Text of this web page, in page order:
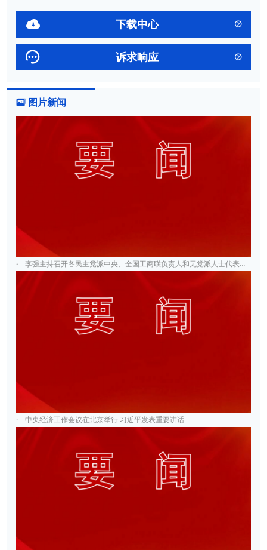
 下载中心 
 诉求响应 
 图片新闻
· 李强主持召开各民主党派中央、全国工商联负责人和无党派人士代表座谈会
· 中央经济工作会议在北京举行 习近平发表重要讲话